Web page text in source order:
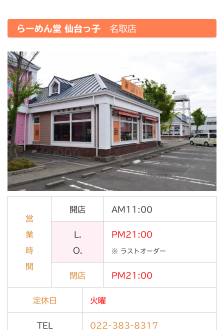
らーめん堂 仙台っ子 名取店
営
業
時
間
開店 AM11:00
O.
PM21:00
※ ラストオーダー
閉店 PM21:00
定休日 火曜
TEL 022-383-8317